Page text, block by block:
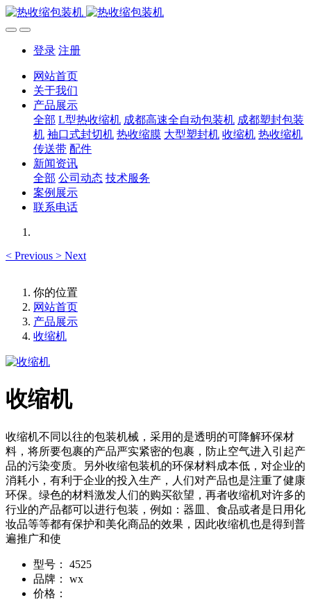
登录 注册
网站首页
关于我们
产品展示
全部 L型热收缩机 成都高速全自动包装机 成都塑封包装
机 袖口式封切机 热收缩膜 大型塑封机 收缩机 热收缩机
传送带 配件
新闻资讯
全部 公司动态 技术服务
案例展示
联系电话
< Previous > Next
你的位置
网站首页
产品展示
收缩机
收缩机
收缩机不同以往的包装机械，采用的是透明的可降解环保材
料，将所要包裹的产品严实紧密的包裹，防止空气进入引起产
品的污染变质。另外收缩包装机的环保材料成本低，对企业的
消耗小，有利于企业的投入生产，人们对产品也是注重了健康
环保。绿色的材料激发人们的购买欲望，再者收缩机对许多的
行业的产品都可以进行包装，例如：器皿、食品或者是日用化
妆品等等都有保护和美化商品的效果，因此收缩机也是得到普
遍推广和使
型号：
4525
品牌：
wx
价格：